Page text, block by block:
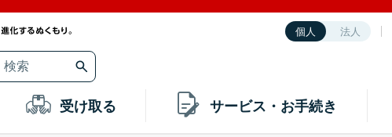
個人 法人
受け取る サービス・お手続き